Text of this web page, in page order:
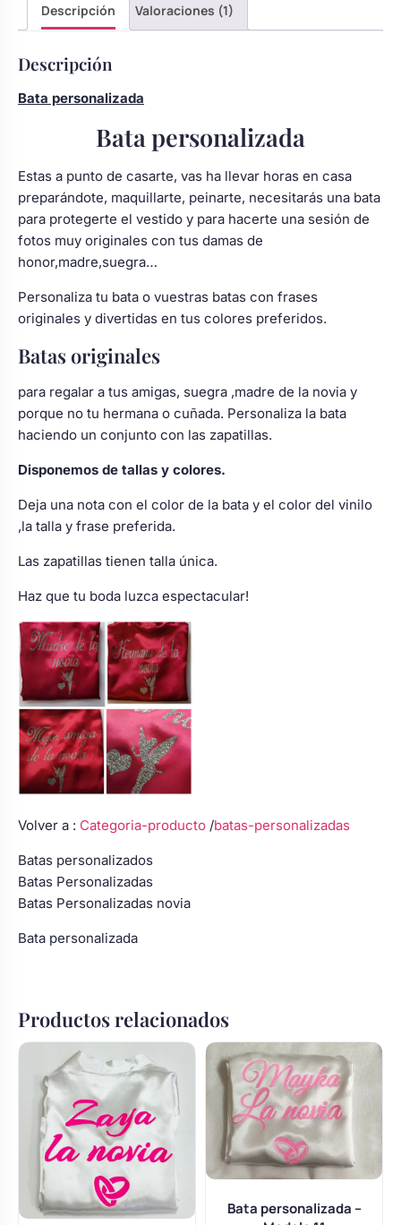
Descripción Valoraciones (1)
Descripción
Bata personalizada
Bata personalizada
Estas a punto de casarte, vas ha llevar horas en casa
preparándote, maquillarte, peinarte, necesitarás una bata
para protegerte el vestido y para hacerte una sesión de
fotos muy originales con tus damas de
honor,madre,suegra…
Personaliza tu bata o vuestras batas con frases
originales y divertidas en tus colores preferidos.
Batas originales
para regalar a tus amigas, suegra ,madre de la novia y
porque no tu hermana o cuñada. Personaliza la bata
haciendo un conjunto con las zapatillas.
Disponemos de tallas y colores.
Deja una nota con el color de la bata y el color del vinilo
,la talla y frase preferida.
Las zapatillas tienen talla única.
Haz que tu boda luzca espectacular!
Volver a : Categoria-producto /batas-personalizadas
Batas personalizados
Batas Personalizadas
Batas Personalizadas novia
Bata personalizada
Productos relacionados
Bata personalizada –